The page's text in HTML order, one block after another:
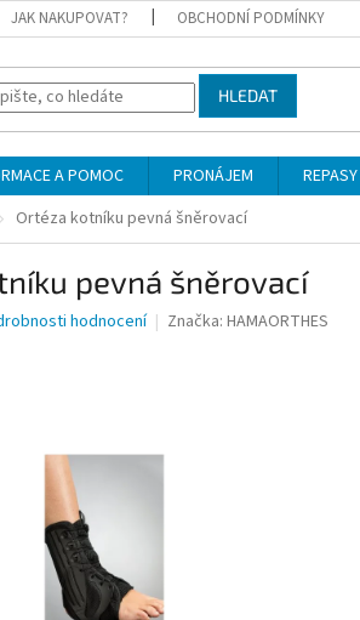
JAK NAKUPOVAT? OBCHODNÍ PODMÍNKY
HLEDAT
A POMOC PRONÁJEM REPASY
Ortéza kotníku pevná šněrovací
pevná šněrovací
hodnocení Značka: HAMAORTHES